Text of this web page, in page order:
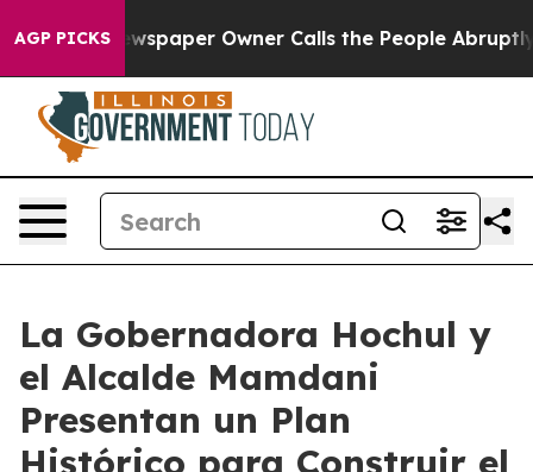
AGP PICKSOwner Calls the People Abruptly Laid off
La Gobernadora Hochul y
el Alcalde Mamdani
Presentan un Plan
Histórico para Construir el